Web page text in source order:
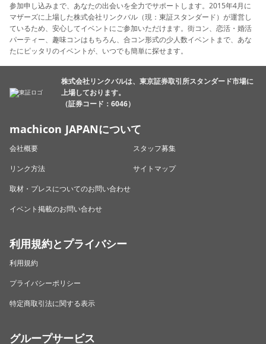
参加申し込みまで、あなたの出会いを全力でサポートします。2015年4月に
マザーズに上場した株式会社リンクバル（現：東証スタンダード）が運営し
ているため、安心してイベントにご参加いただけます。街コン、恋活・婚活
パーティー、趣味コンはもちろん、合コン形式の少人数イベントまで、あな
たにピッタリのイベントが、いつでも簡単に探せます。
株式会社リンクバルは、東京証券取引所スタンダード市場に
上場しております。
（証券コード：6046）
machicon JAPANについて
会社概要
スタッフ募集
リンク方法
サイトマップ
取材・プレスについてのお問い合わせ
イベント掲載のお問い合わせ
利用規約とプライバシー
利用規約
プライバシーポリシー
特定商取引法に関する表示
グループサービス